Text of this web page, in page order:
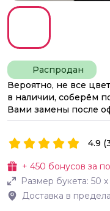
Распродан
Вероятно, не все
в наличии, соберём
Вами замены после
+ 450 бонусов за
Размер букета: 50 х
Доставка в
4.9